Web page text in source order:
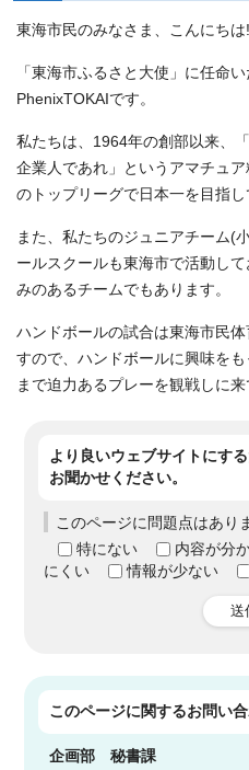
東海市民のみなさま、こんにちは!
「東海市ふるさと大使」に任命
PhenixTOKAIです。
私たちは、1964年の創部以来、
企業人であれ」というアマチュ
のトップリーグで日本一を目指し
また、私たちのジュニアチーム(
ールスクールも東海市で活動し
みのあるチームでもあります。
ハンドボールの試合は東海市民
すので、ハンドボールに興味を
まで迫力あるプレーを観戦しに来
より良いウェブサイトにす
お聞かせください。
このページに問題点はあり
特にない
内容が分
にくい
情報が少ない
送
このページに関するお問い
企画部秘書課